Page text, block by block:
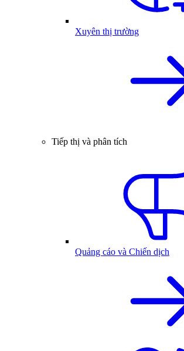
Xuyên thị trường
Tiếp thị và phân tích
Quảng cáo và Chiến dịch